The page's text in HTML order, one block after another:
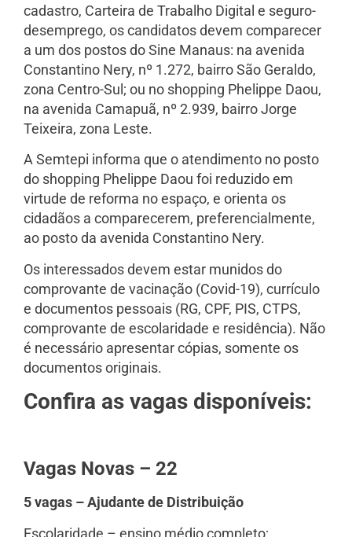
cadastro, Carteira de Trabalho Digital e seguro-
desemprego, os candidatos devem comparecer
a um dos postos do Sine Manaus: na avenida
Constantino Nery, nº 1.272, bairro São Geraldo,
zona Centro-Sul; ou no shopping Phelippe Daou,
na avenida Camapuã, nº 2.939, bairro Jorge
Teixeira, zona Leste.
A Semtepi informa que o atendimento no posto
do shopping Phelippe Daou foi reduzido em
virtude de reforma no espaço, e orienta os
cidadãos a comparecerem, preferencialmente,
ao posto da avenida Constantino Nery.
Os interessados devem estar munidos do
comprovante de vacinação (Covid-19), currículo
e documentos pessoais (RG, CPF, PIS, CTPS,
comprovante de escolaridade e residência). Não
é necessário apresentar cópias, somente os
documentos originais.
Confira as vagas disponíveis:
Vagas Novas – 22
5 vagas – Ajudante de Distribuição
Escolaridade – ensino médio completo;